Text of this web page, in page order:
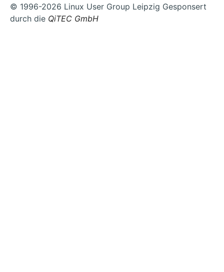
© 1996-2026 Linux User Group Leipzig Gesponsert
durch die QiTEC GmbH